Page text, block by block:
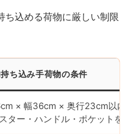
ち込める荷物に厳しい制限
ち込み手荷物の条件
× 幅36cm × 奥行23cm以内
スター・ハンドル・ポケットを